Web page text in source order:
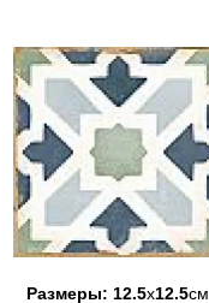
Размеры: 12.5x12.5см